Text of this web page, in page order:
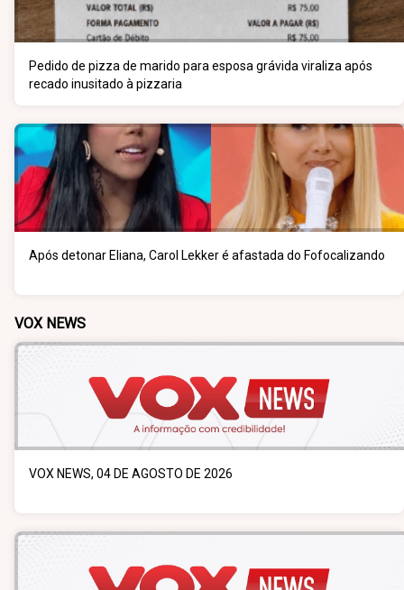
Pedido de pizza de marido para esposa grávida viraliza após
recado inusitado à pizzaria
Após detonar Eliana, Carol Lekker é afastada do Fofocalizando
VOX NEWS
VOX NEWS, 04 DE AGOSTO DE 2026